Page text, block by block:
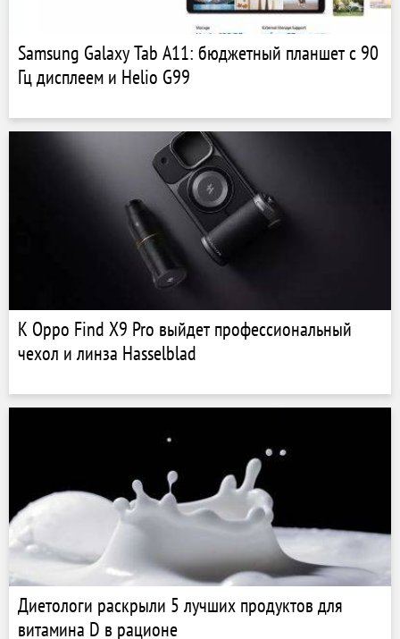
Samsung Galaxy Tab A11: бюджетный планшет с 90
Гц дисплеем и Helio G99
К Oppo Find X9 Pro выйдет профессиональный
чехол и линза Hasselblad
Диетологи раскрыли 5 лучших продуктов для
витамина D в рационе